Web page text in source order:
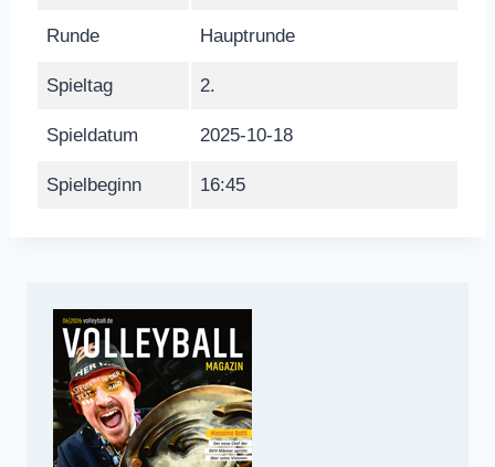
Runde Hauptrunde
Spieltag 2.
Spieldatum 2025-10-18
Spielbeginn 16:45